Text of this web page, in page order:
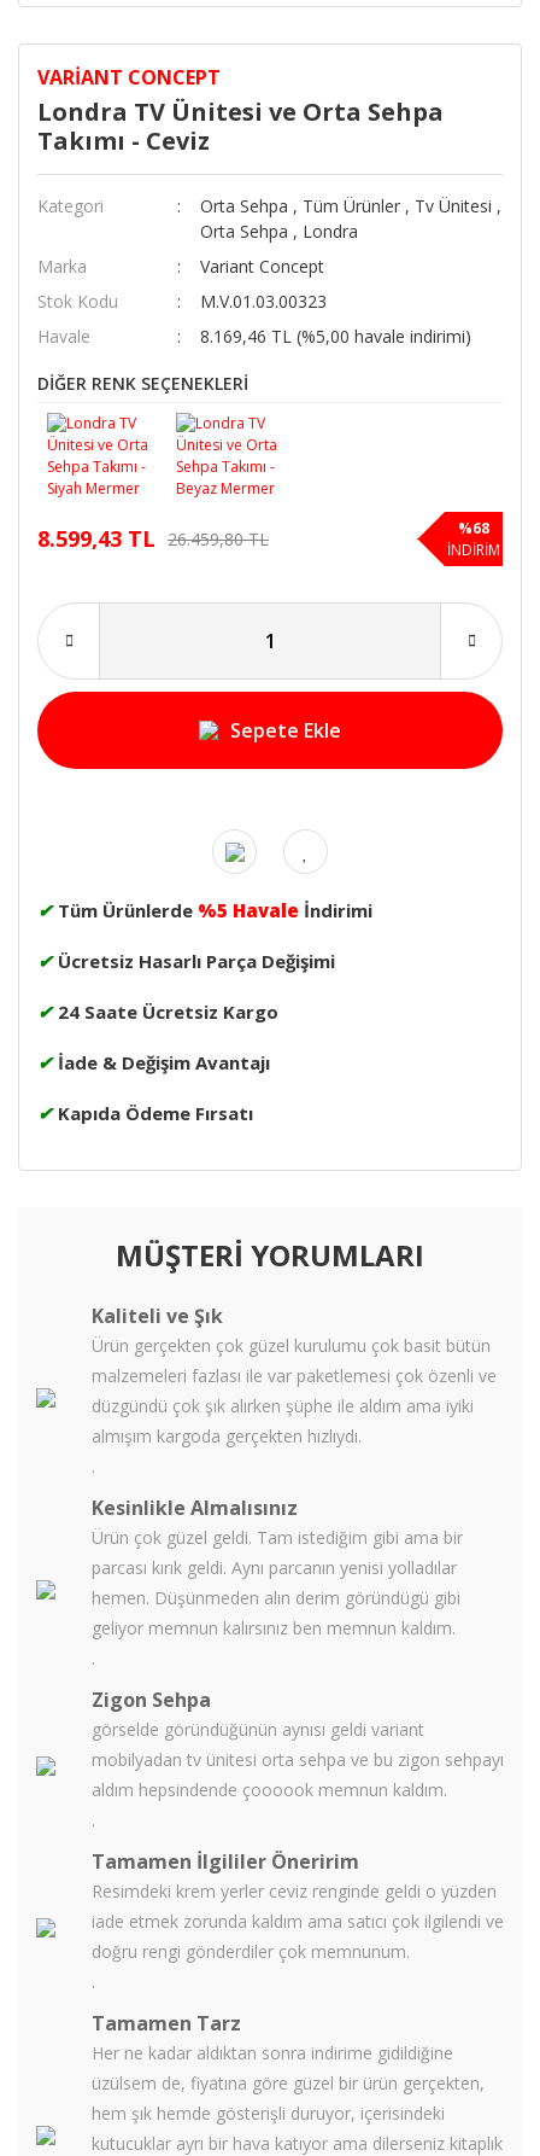
VARIANT CONCEPT
Londra TV Ünitesi ve Orta Sehpa
Takımı - Ceviz
Kategori Orta Sehpa , Tüm Ürünler , Tv Ünitesi ,
Orta Sehpa , Londra
Marka
Variant Concept
Stok Kodu
M.V.01.03.00323
Havale
8.169,46 TL (%5,00 havale indirimi)
DİĞER RENK SEÇENEKLERİ
8.599,43 TL 26.459,80 TL
%68
İNDİRİM
Sepete Ekle
✔ Tüm Ürünlerde %5 Havale İndirimi
✔ Ücretsiz Hasarlı Parça Değişimi
✔ 24 Saate Ücretsiz Kargo
✔ İade & Değişim Avantajı
✔ Kapıda Ödeme Fırsatı
MÜŞTERİ YORUMLARI
Kaliteli ve Şık
Ürün gerçekten çok güzel kurulumu çok basit bütün
malzemeleri fazlası ile var paketlemesi çok özenli ve
düzgündü çok şık alırken şüphe ile aldım ama iyiki
almışım kargoda gerçekten hızlıydı.
.
Kesinlikle Almalısınız
Ürün çok güzel geldi. Tam istediğim gibi ama bir
parcası kırık geldi. Aynı parcanın yenisi yolladılar
hemen. Düşünmeden alın derim göründügü gibi
geliyor memnun kalırsınız ben memnun kaldım.
.
Zigon Sehpa
görselde göründüğünün aynısı geldi variant
mobilyadan tv ünitesi orta sehpa ve bu zigon sehpayı
aldım hepsindende çoooook memnun kaldım.
.
Tamamen İlgililer Öneririm
Resimdeki krem yerler ceviz renginde geldi o yüzden
iade etmek zorunda kaldım ama satıcı çok ilgilendi ve
doğru rengi gönderdiler çok memnunum.
.
Tamamen Tarz
Her ne kadar aldıktan sonra indirime gidildiğine
üzülsem de, fiyatına göre güzel bir ürün gerçekten,
hem şık hemde gösterişli duruyor, içerisindeki
kutucuklar ayrı bir hava katıyor ama dilerseniz kitaplık